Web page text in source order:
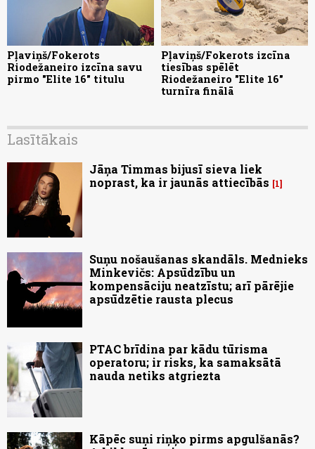
Pļaviņš/Fokerots
Riodežaneiro izcīna savu
pirmo "Elite 16" titulu
Pļaviņš/Fokerots izcīna
tiesības spēlēt
Riodežaneiro "Elite 16"
turnīra finālā
Lasītākais
Jāņa Timmas bijusī sieva liek
noprast, ka ir jaunās attiecībās
1
Suņu nošaušanas skandāls. Mednieks
Minkevičs: Apsūdzību un
kompensāciju neatzīstu; arī pārējie
apsūdzētie rausta plecus
PTAC brīdina par kādu tūrisma
operatoru; ir risks, ka samaksātā
nauda netiks atgriezta
Kāpēc suņi riņķo pirms apgulšanās?